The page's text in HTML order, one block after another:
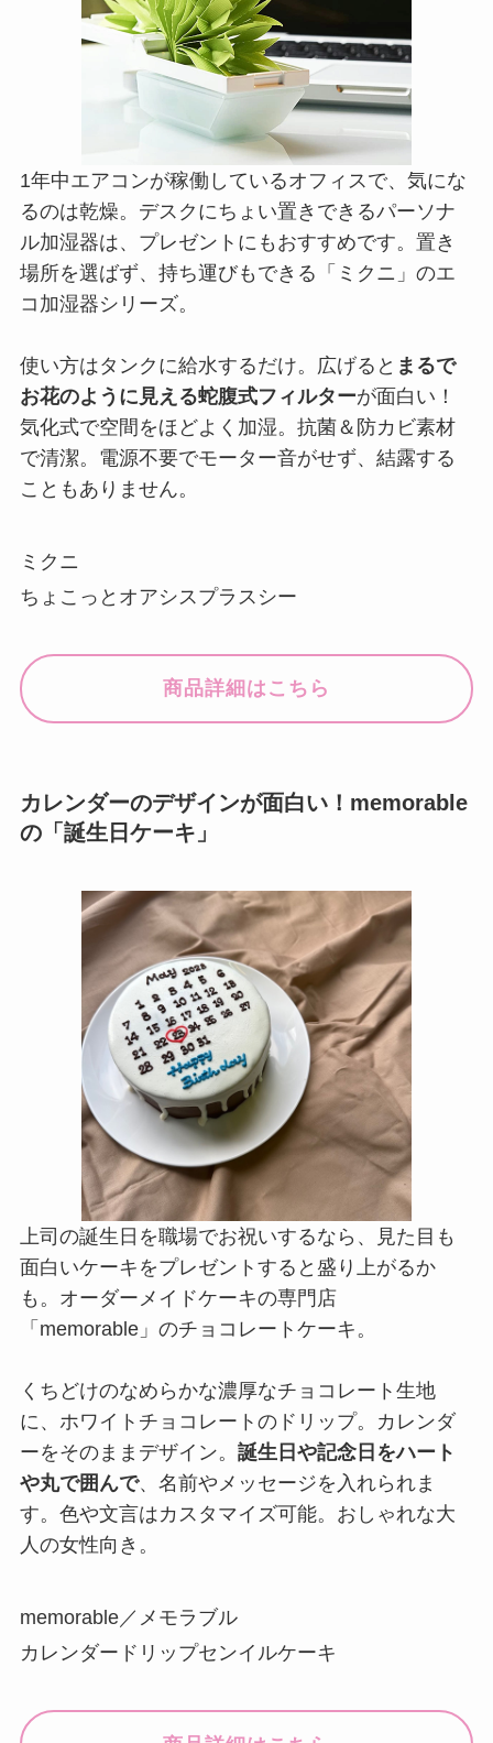
1年中エアコンが稼働しているオフィスで、気にな
るのは乾燥。デスクにちょい置きできるパーソナ
ル加湿器は、プレゼントにもおすすめです。置き
場所を選ばず、持ち運びもできる「ミクニ」のエ
コ加湿器シリーズ。
使い方はタンクに給水するだけ。広げると まるで
お花のように見える蛇腹式フィルターが面白い！
気化式で空間をほどよく加湿。抗菌＆防カビ素材
で清潔。電源不要でモーター音がせず、結露する
こともありません。
ミクニ
ちょこっとオアシスプラスシー
商品詳細はこちら
カレンダーのデザインが面白い！memorable
の「誕生日ケーキ」
上司の誕生日を職場でお祝いするなら、見た目も
面白いケーキをプレゼントすると盛り上がるか
も。オーダーメイドケーキの専門店
「memorable」のチョコレートケーキ。
くちどけのなめらかな濃厚なチョコレート生地
に、ホワイトチョコレートのドリップ。カレンダ
ーをそのままデザイン。 誕生日や記念日をハート
や丸で囲んで、名前やメッセージを入れられま
す。色や文言はカスタマイズ可能。おしゃれな大
人の女性向き。
memorable／メモラブル
カレンダードリップセンイルケーキ